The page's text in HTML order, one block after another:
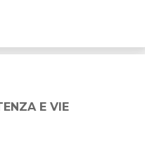
E VIE